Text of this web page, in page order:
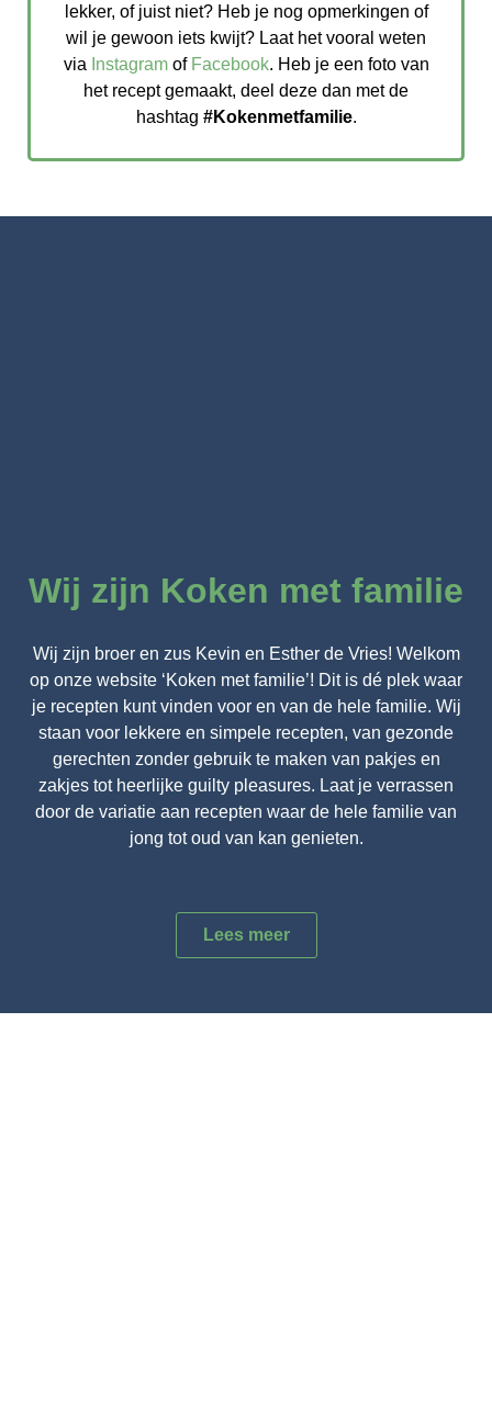
lekker, of juist niet? Heb je nog opmerkingen of
wil je gewoon iets kwijt? Laat het vooral weten
via Instagramof Facebook. Heb je een foto van
het recept gemaakt, deel deze dan met de
hashtag #Kokenmetfamilie.
Wij zijn Koken met familie
Wij zijn broer en zus Kevin en Esther de Vries! Welkom
op onze website ‘Koken met familie’! Dit is dé plek waar
je recepten kunt vinden voor en van de hele familie. Wij
staan voor lekkere en simpele recepten, van gezonde
gerechten zonder gebruik te maken van pakjes en
zakjes tot heerlijke guilty pleasures. Laat je verrassen
door de variatie aan recepten waar de hele familie van
jong tot oud van kan genieten.
Lees meer